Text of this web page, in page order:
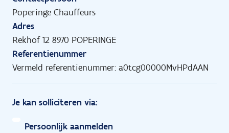
Poperinge Chauffeurs
Adres
Rekhof 12 8970 POPERINGE
Referentienummer
Vermeld referentienummer: a0tcg00000MvHPdAAN
Je kan solliciteren via:
Persoonlijk aanmelden